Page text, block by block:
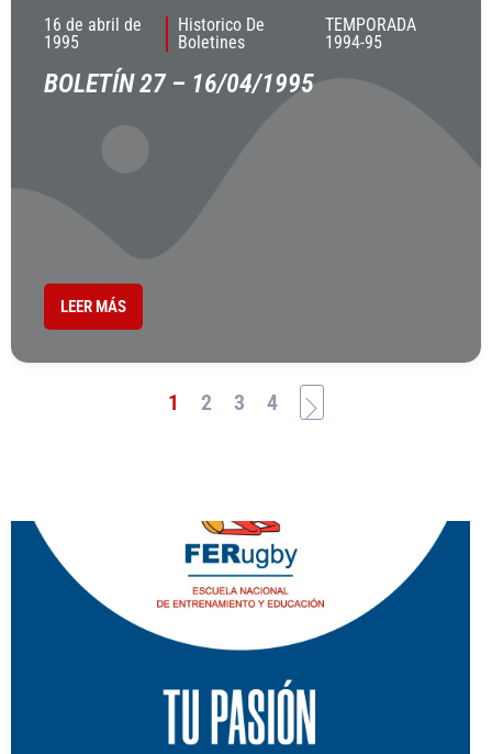
16 de abril de
1995
Historico De
Boletines
TEMPORADA
1994-95
BOLETÍN 27 – 16/04/1995
LEER MÁS
1 2 3 4